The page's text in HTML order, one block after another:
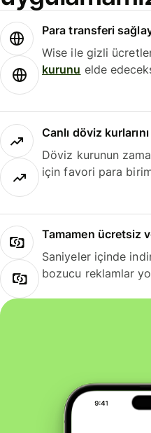
Para transferi
Wise ile gizli
kurunu elde
Canlı döviz
Döviz kurunun
için favori para
Tamamen ücretsiz
Saniyeler içinde
bozucu reklamlar